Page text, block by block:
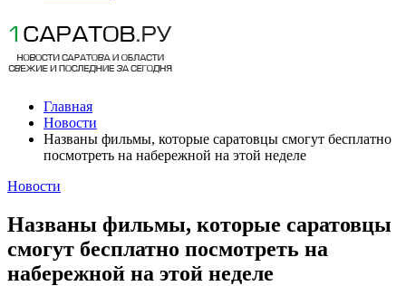
Главная
Новости
Названы фильмы, которые саратовцы смогут бесплатно
посмотреть на набережной на этой неделе
Новости
Названы фильмы, которые саратовцы
смогут бесплатно посмотреть на
набережной на этой неделе